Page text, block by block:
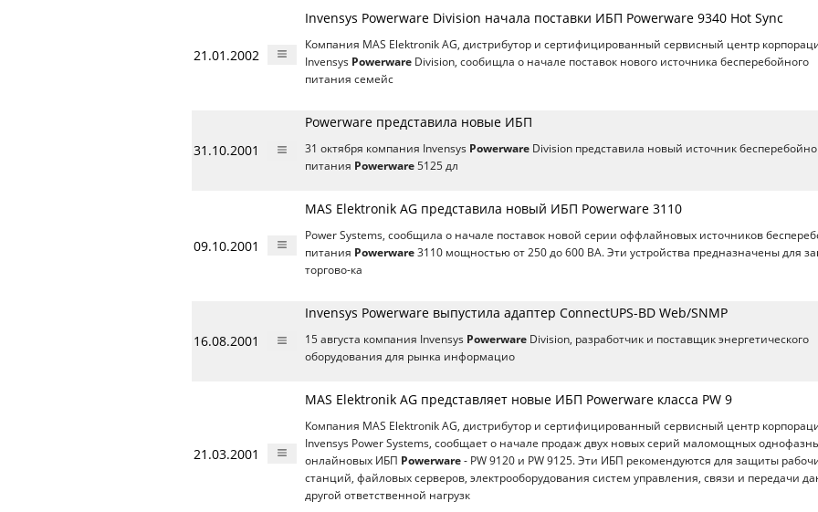
21.01.2002
Invensys Powerware Division начала поставки ИБП Powerware 9340 Hot Sync
Компания MAS Elektronik AG, дистрибутор и сертифицированный сервисный центр
Invensys Powerware Division, сообищла о начале поставок нового источника бесперебойного
питания семейс
31.10.2001
Powerware представила новые ИБП
31 октября компания Invensys Powerware Division представила новый источник
питания Powerware 5125 дл
09.10.2001
MAS Elektronik AG представила новый ИБП Powerware 3110
Power Systems, сообщила о начале поставок новой серии оффлайновых источников
питания Powerware 3110 мощностью от 250 до 600 ВА. Эти устройства предназначены для
торгово-ка
16.08.2001
Invensys Powerware выпустила адаптер ConnectUPS-BD Web/SNMP
15 августа компания Invensys Powerware Division, разработчик и поставщик энергетического
оборудования для рынка информацио
21.03.2001
MAS Elektronik AG представляет новые ИБП Powerware класса PW 9
Компания MAS Elektronik AG, дистрибутор и сертифицированный сервисный центр
Invensys Power Systems, сообщает о начале продаж двух новых серий маломощных
онлайновых ИБП Powerware - PW 9120 и PW 9125. Эти ИБП рекомендуются для защиты
станций, файловых серверов, электрооборудования систем управления, связи и передачи
другой ответственной нагрузк